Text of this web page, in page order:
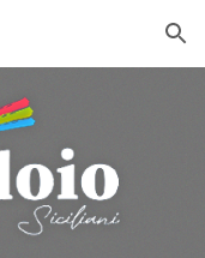
Skip to navigation